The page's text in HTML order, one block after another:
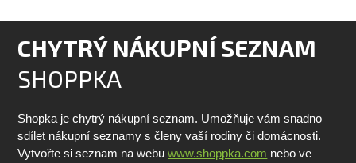
CHYTRÝ NÁKUPNÍ SEZNAM
SHOPPKA
Shopka je chytrý nákupní seznam. Umožňuje vám snadno
sdílet nákupní seznamy s členy vaší rodiny či domácnosti.
Vytvořte si seznam na webuwww.shoppka.com nebo ve